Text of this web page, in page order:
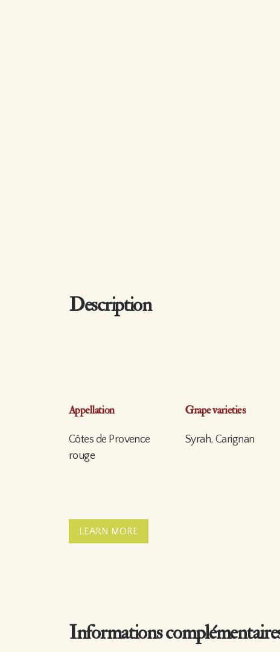
Description
Appellation
Côtes de Provence
rouge
Grape varieties
Syrah, Carignan
LEARN MORE
Informations